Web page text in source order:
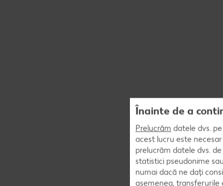
Înainte de a
Prelucrăm datele dvs.
acest lucru este
prelucrăm datele dvs.
statistici pseudonime
numai dacă ne dați
asemenea,